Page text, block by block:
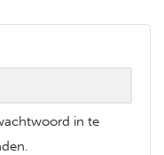
in te